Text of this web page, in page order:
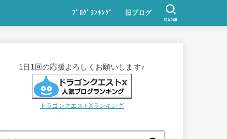
ﾌﾞﾛｸﾞﾗﾝｷﾝｸﾞ 旧ブログ
SEARCH
1日1回の応援よろしくお願いします♪
ドラゴンクエストXランキング